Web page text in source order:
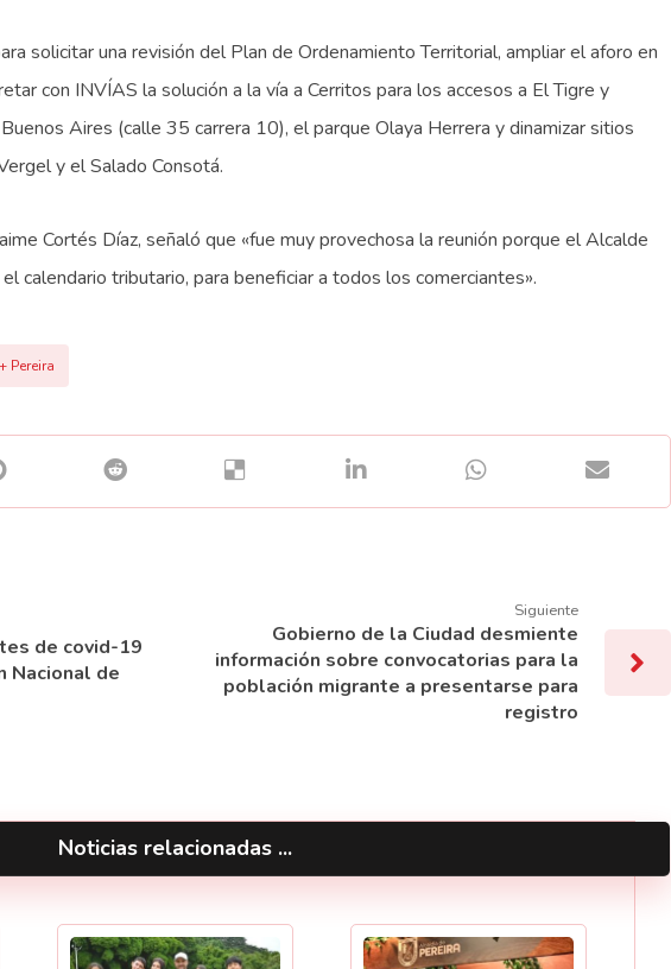
solicitar una revisión del Plan de Ordenamiento Territorial, ampliar el aforo en
con INVÍAS la solución a la vía a Cerritos para los accesos a El Tigre y
Aires (calle 35 carrera 10), el parque Olaya Herrera y dinamizar sitios
y el Salado Consotá.
Cortés Díaz, señaló que «fue muy provechosa la reunión porque el Alcalde
calendario tributario, para beneficiar a todos los comerciantes».
Pereira
de covid-19
Nacional de
Siguiente
Gobierno de la Ciudad desmiente
información sobre convocatorias para la
población migrante a presentarse para
registro
Noticias relacionadas ...